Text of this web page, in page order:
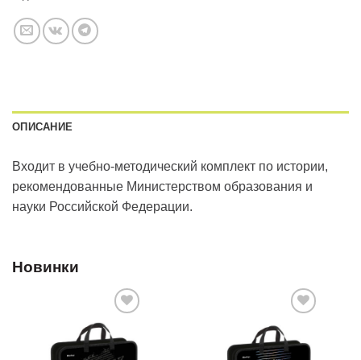
ОПИСАНИЕ
Входит в учебно-методический комплект по истории,
рекомендованные Министерством образования и
науки Российской Федерации.
Новинки
Добавить
в список
желаний
Добавить
в список
желаний